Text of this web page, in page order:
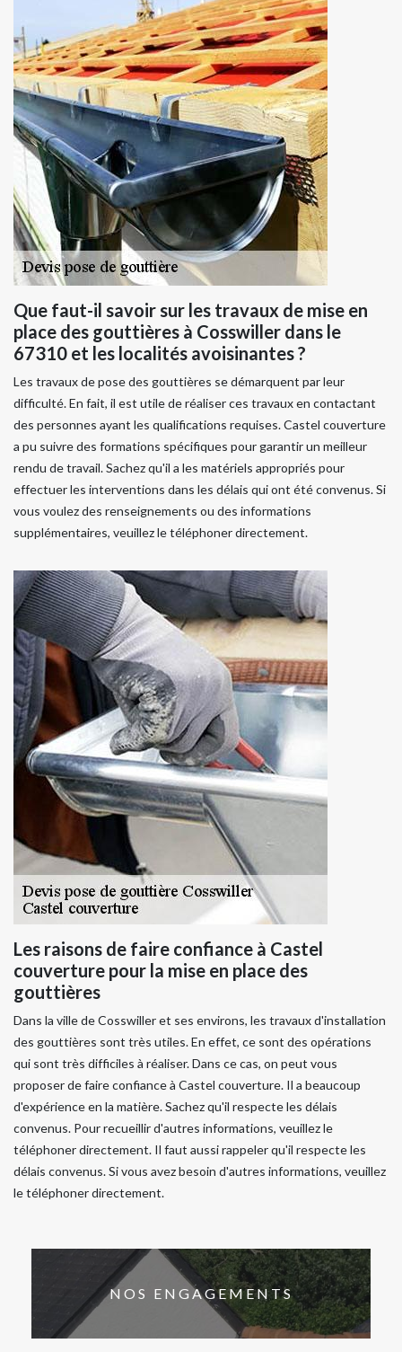
Que faut-il savoir sur les travaux de mise en
place des gouttières à Cosswiller dans le
67310 et les localités avoisinantes ?
Les travaux de pose des gouttières se démarquent par leur
difficulté. En fait, il est utile de réaliser ces travaux en contactant
des personnes ayant les qualifications requises. Castel couverture
a pu suivre des formations spécifiques pour garantir un meilleur
rendu de travail. Sachez qu'il a les matériels appropriés pour
effectuer les interventions dans les délais qui ont été convenus. Si
vous voulez des renseignements ou des informations
supplémentaires, veuillez le téléphoner directement.
Les raisons de faire confiance à Castel
couverture pour la mise en place des
gouttières
Dans la ville de Cosswiller et ses environs, les travaux d'installation
des gouttières sont très utiles. En effet, ce sont des opérations
qui sont très difficiles à réaliser. Dans ce cas, on peut vous
proposer de faire confiance à Castel couverture. Il a beaucoup
d'expérience en la matière. Sachez qu'il respecte les délais
convenus. Pour recueillir d'autres informations, veuillez le
téléphoner directement. Il faut aussi rappeler qu'il respecte les
délais convenus. Si vous avez besoin d'autres informations, veuillez
le téléphoner directement.
NOS ENGAGEMENTS